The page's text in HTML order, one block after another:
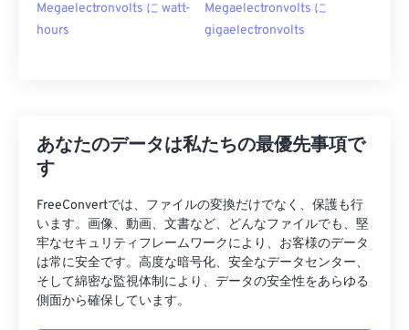
Megaelectronvolts に watt-
hours
Megaelectronvolts に
gigaelectronvolts
あなたのデータは私たちの最優先事項で
す
FreeConvertでは、ファイルの変換だけでなく、保護も行
います。画像、動画、文書など、どんなファイルでも、堅
牢なセキュリティフレームワークにより、お客様のデータ
は常に安全です。高度な暗号化、安全なデータセンター、
そして綿密な監視体制により、データの安全性をあらゆる
側面から確保しています。